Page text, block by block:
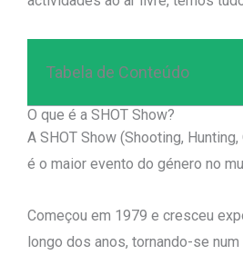
Tabela de Conteúdo
O que é a SHOT Show?
A SHOT Show (Shooting,
é o maior evento do género no
Começou em 1979 e cresceu
longo dos anos, tornando-se